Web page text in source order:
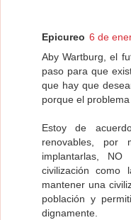
Epicureo 6 de
Aby Wartburg, el
paso para que
que hay que
porque el
Estoy de
renovables, por
implantarlas,
civilización como
mantener una
población y
dignamente.